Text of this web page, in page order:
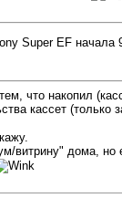
Super EF начала
что накопил
кассет (только
витрину" дома, но